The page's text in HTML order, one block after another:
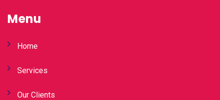
Menu
Home
Services
Our Clients